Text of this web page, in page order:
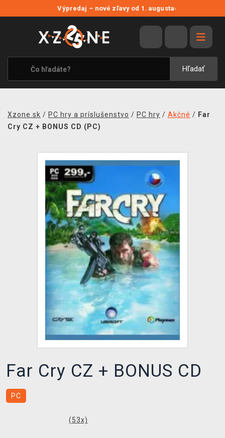
Výpredaj – nové zľavy od 1. augusta›
Hľadať
VÝPREDAJ
VIDEOHRY
XZONE ORIGINALS
TEMATIKY
MERCHANDISE
KONTAKT
DOPRAVA
XZONE KLUB
Xzone.sk / PC hry a príslušenstvo / PC hry / Akčné / Far
Cry CZ + BONUS CD (PC)
Far Cry CZ + BONUS CD
PC
(53x)